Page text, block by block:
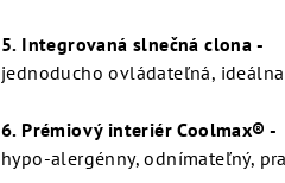
5. Integrovaná slnečná clona -
jednoducho ovládateľná,
6. Prémiový interiér Coolmax® -
hypo-alergénny, odnímateľný,